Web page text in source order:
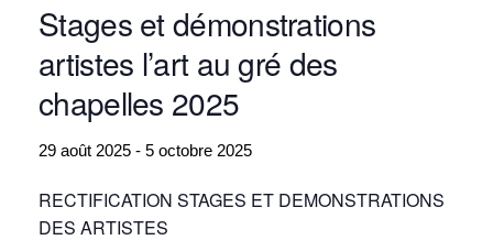
Stages et démonstrations
artistes l’art au gré des
chapelles 2025
29 août 2025 - 5 octobre 2025
RECTIFICATION STAGES ET DEMONSTRATIONS
DES ARTISTES